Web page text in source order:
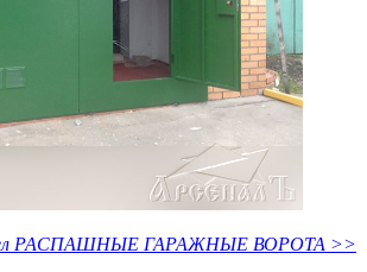
РАСПАШНЫЕ ГАРАЖНЫЕ ВОРОТА >>